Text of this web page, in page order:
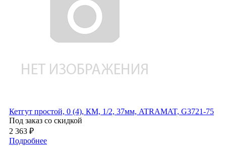
Кетгут простой, 0 (4), КМ, 1/2, 37мм, ATRAMAT, G3721-75
Под заказ со скидкой
2 363 ₽
Подробнее